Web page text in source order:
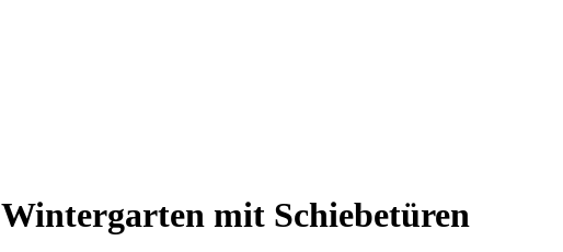
Wintergarten mit Schiebetüren